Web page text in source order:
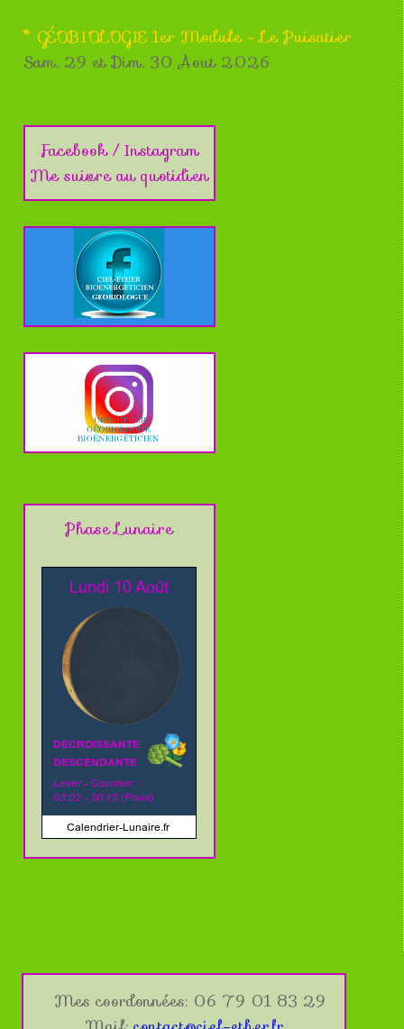
* GÉOBIOLOGIE 1er Module - Le Puisatier
Sam. 29 et Dim. 30 Aout 2026
Facebook / Instagram
Me suivre au quotidien
Phase Lunaire
Mes coordonnées: 06 79 01 83 29